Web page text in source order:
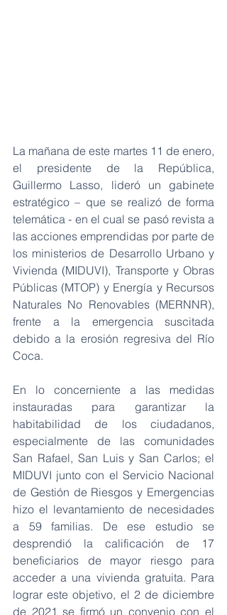
La mañana de este martes 11 de enero,
el presidente de la República,
Guillermo Lasso, lideró un gabinete
estratégico – que se realizó de forma
telemática - en el cual se pasó revista a
las acciones emprendidas por parte de
los ministerios de Desarrollo Urbano y
Vivienda (MIDUVI), Transporte y Obras
Públicas (MTOP) y Energía y Recursos
Naturales No Renovables (MERNNR),
frente a la emergencia suscitada
debido a la erosión regresiva del Río
Coca.
En lo concerniente a las medidas
instauradas para garantizar la
habitabilidad de los ciudadanos,
especialmente de las comunidades
San Rafael, San Luis y San Carlos; el
MIDUVI junto con el Servicio Nacional
de Gestión de Riesgos y Emergencias
hizo el levantamiento de necesidades
a 59 familias. De ese estudio se
desprendió la calificación de 17
beneficiarios de mayor riesgo para
acceder a una vivienda gratuita. Para
lograr este objetivo, el 2 de diciembre
de 2021 se firmó un convenio con el